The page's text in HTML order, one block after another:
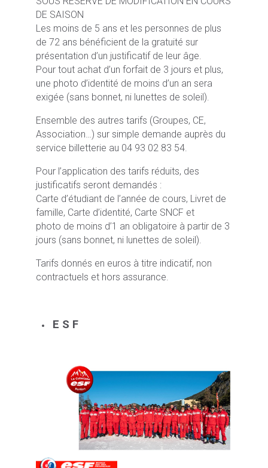
DE SAISON
Les moins de 5 ans et les personnes de plus
de 72 ans bénéficient de la gratuité sur
présentation d’un justificatif de leur âge.
Pour tout achat d’un forfait de 3 jours et plus,
une photo d’identité de moins d’un an sera
exigée (sans bonnet, ni lunettes de soleil).
Ensemble des autres tarifs (Groupes, CE,
Association…) sur simple demande auprès du
service billetterie au 04 93 02 83 54.
Pour l’application des tarifs réduits, des
justificatifs seront demandés :
Carte d’étudiant de l’année de cours, Livret de
famille, Carte d’identité, Carte SNCF et
photo de moins d’1 an obligatoire à partir de 3
jours (sans bonnet, ni lunettes de soleil).
Tarifs donnés en euros à titre indicatif, non
contractuels et hors assurance.
E S F